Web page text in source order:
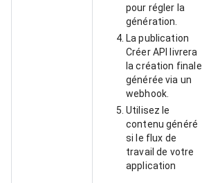
pour régler la
génération.
La publication
Créer API livrera
la création finale
générée via un
webhook.
Utilisez le
contenu généré
si le flux de
travail de votre
application